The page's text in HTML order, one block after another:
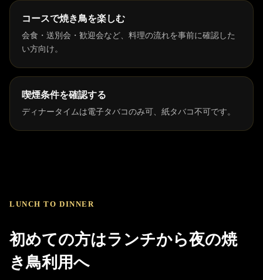
コースで焼き鳥を楽しむ
会食・送別会・歓迎会など、料理の流れを事前に確認した
い方向け。
喫煙条件を確認する
ディナータイムは電子タバコのみ可、紙タバコ不可です。
LUNCH TO DINNER
初めての方はランチから夜の焼
き鳥利用へ